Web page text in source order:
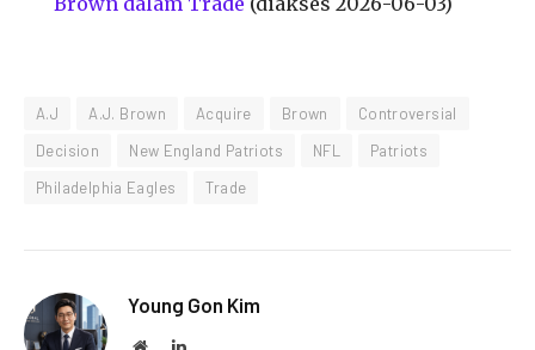
A.J A.J. Brown Acquire Brown
Controversial
Decision
New England Patriots NFL
Patriots
Philadelphia Eagles
Trade
Young Gon Kim
WebsiteLinkedIn